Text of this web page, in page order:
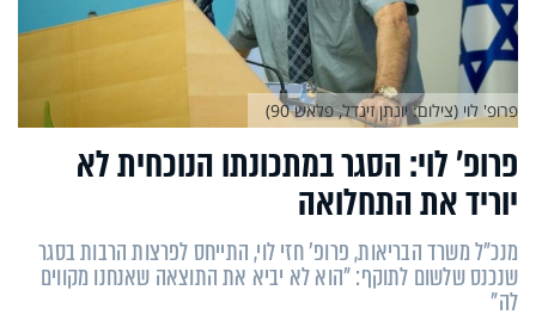
פרופ' לוי: הסגר במתכונתו הנוכחית לא
יוריד את התחלואה
מנכ"ל משרד הבריאות, פרופ' חזי לוי, התייחס לפרצות הרבות בסגר
שנכנס שלשום לתוקף: "הוא לא יביא את התוצאה שאנחנו מקווים
לה"
פרופ' לוי (צילום: יונתן זינדל, פלאש 90)